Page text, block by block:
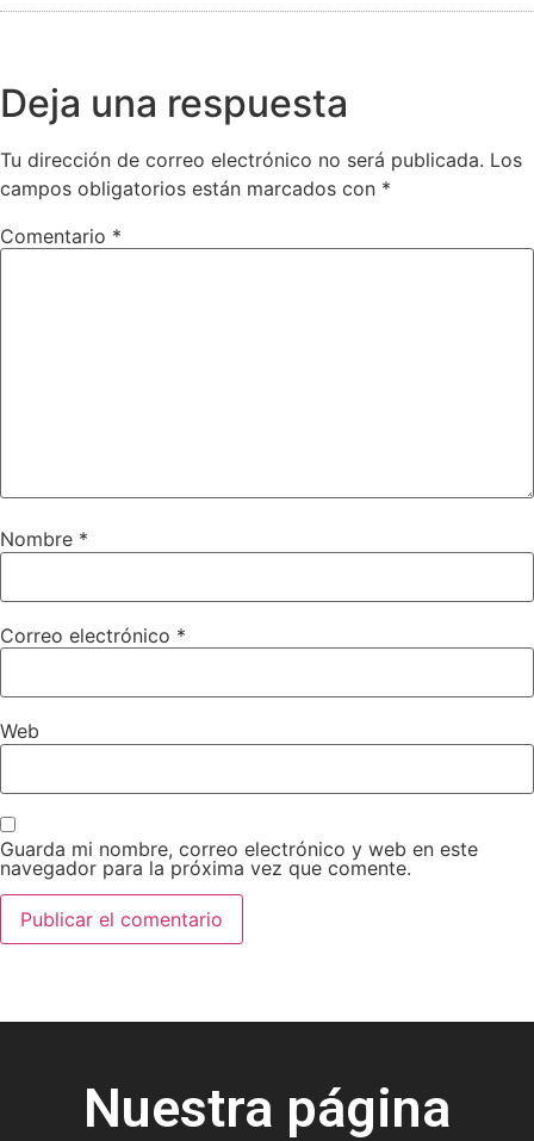
Deja una respuesta
Tu dirección de correo electrónico no será publicada. Los
campos obligatorios están marcados con *
Comentario *
Nombre *
Correo electrónico *
Web
Guarda mi nombre, correo electrónico y web en este
navegador para la próxima vez que comente.
Nuestra página